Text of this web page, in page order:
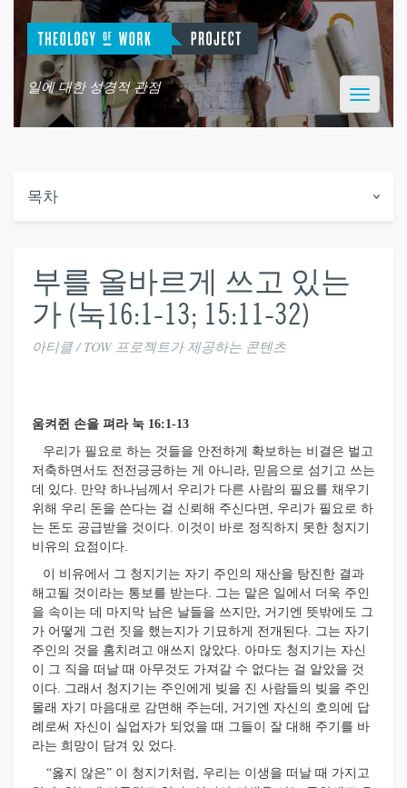
일에 대한 성경적 관점
Toggle
목차
부를 올바르게 쓰고 있는
가 (눅16:1-13; 15:11-32)
아티클 / TOW 프로젝트가 제공하는 콘텐츠
움켜쥔 손을 펴라 눅 16:1-13
우리가 필요로 하는 것들을 안전하게 확보하는 비결은 벌고
저축하면서도 전전긍긍하는 게 아니라, 믿음으로 섬기고 쓰는
데 있다. 만약 하나님께서 우리가 다른 사람의 필요를 채우기
위해 우리 돈을 쓴다는 걸 신뢰해 주신다면, 우리가 필요로 하
는 돈도 공급받을 것이다. 이것이 바로 정직하지 못한 청지기
비유의 요점이다.
이 비유에서 그 청지기는 자기 주인의 재산을 탕진한 결과
해고될 것이라는 통보를 받는다. 그는 맡은 일에서 더욱 주인
을 속이는 데 마지막 남은 날들을 쓰지만, 거기엔 뜻밖에도 그
가 어떻게 그런 짓을 했는지가 기묘하게 전개된다. 그는 자기
주인의 것을 훔치려고 애쓰지 않았다. 아마도 청지기는 자신
이 그 직을 떠날 때 아무것도 가져갈 수 없다는 걸 알았을 것
이다. 그래서 청지기는 주인에게 빚을 진 사람들의 빚을 주인
몰래 자기 마음대로 감면해 주는데, 거기엔 자신의 호의에 답
례로써 자신이 실업자가 되었을 때 그들이 잘 대해 주기를 바
라는 희망이 담겨 있 었다.
“옳지 않은” 이 청지기처럼, 우리는 이생을 떠날 때 가지고